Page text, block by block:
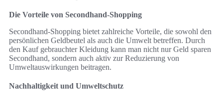
Die Vorteile von Secondhand-Shopping
Secondhand-Shopping bietet zahlreiche Vorteile, die sowohl den
persönlichen Geldbeutel als auch die Umwelt betreffen. Durch
den Kauf gebrauchter Kleidung kann man nicht nur Geld sparen
Secondhand, sondern auch aktiv zur Reduzierung von
Umweltauswirkungen beitragen.
Nachhaltigkeit und Umweltschutz